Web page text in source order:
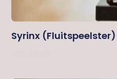
Syrinx (fluitspeelster)